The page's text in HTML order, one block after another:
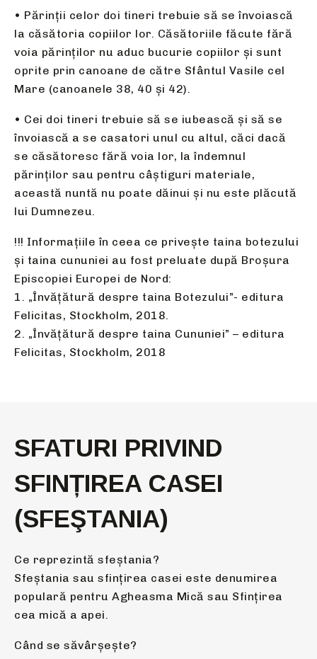
• Părinţii celor doi tineri trebuie să se învoiască
la căsătoria copiilor lor. Căsătoriile făcute fără
voia părinţilor nu aduc bucurie copiilor şi sunt
oprite prin canoane de către Sfântul Vasile cel
Mare (canoanele 38, 40 şi 42).
• Cei doi tineri trebuie să se iubească şi să se
învoiască a se casatori unul cu altul, căci dacă
se căsătoresc fără voia lor, la îndemnul
părinţilor sau pentru câştiguri materiale,
această nuntă nu poate dăinui şi nu este plăcută
lui Dumnezeu.
!!! Informațiile în ceea ce privește taina botezului
și taina cununiei au fost preluate după Broșura
Episcopiei Europei de Nord:
1. „Învățătură despre taina Botezului”- editura
Felicitas, Stockholm, 2018.
2. „Învățătură despre taina Cununiei” – editura
Felicitas, Stockholm, 2018
SFATURI PRIVIND
SFINȚIREA CASEI
(SFEŞTANIA)
Ce reprezintă sfeştania?
Sfeştania sau sfințirea casei este denumirea
populară pentru Agheasma Mică sau Sfinţirea
cea mică a apei.
Când se săvârşeşte?